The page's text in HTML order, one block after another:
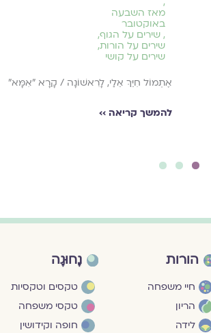
מאז השבעה
באוקטובר
, שירים על הגוף,
שירים על הורות,
שירים על קושי
אֶתְמוֹל חִיֵּךְ אֵלַי, לָרִאשׁוֹנָה / קָרָא "אִמָּא"
להמשך קריאה ››
1
הורות
חיי משפחה
הריון
לידה
נָחוּגָה
טקסים וטקסיות
טקסי משפחה
חופה וקידושין